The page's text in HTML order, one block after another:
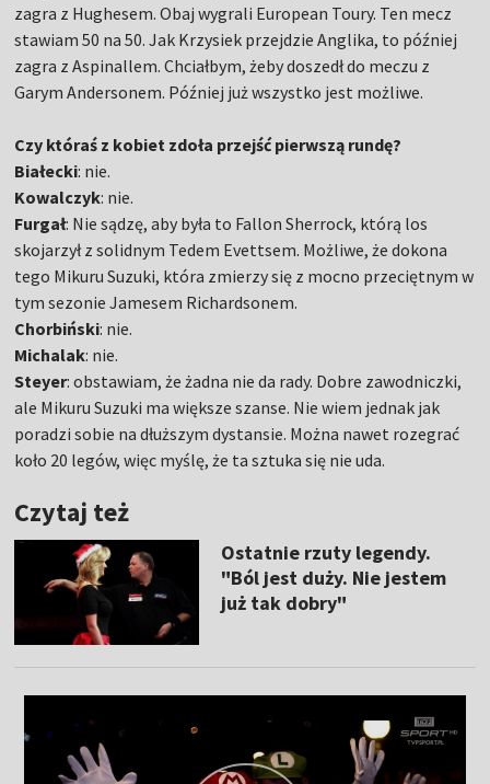
zagra z Hughesem. Obaj wygrali European Toury. Ten mecz
stawiam 50 na 50. Jak Krzysiek przejdzie Anglika, to później
zagra z Aspinallem. Chciałbym, żeby doszedł do meczu z
Garym Andersonem. Później już wszystko jest możliwe.
Czy któraś z kobiet zdoła przejść pierwszą rundę?
Białecki: nie.
Kowalczyk: nie.
Furgał: Nie sądzę, aby była to Fallon Sherrock, którą los
skojarzył z solidnym Tedem Evettsem. Możliwe, że dokona
tego Mikuru Suzuki, która zmierzy się z mocno przeciętnym w
tym sezonie Jamesem Richardsonem.
Chorbiński: nie.
Michalak: nie.
Steyer: obstawiam, że żadna nie da rady. Dobre zawodniczki,
ale Mikuru Suzuki ma większe szanse. Nie wiem jednak jak
poradzi sobie na dłuższym dystansie. Można nawet rozegrać
koło 20 legów, więc myślę, że ta sztuka się nie uda.
Czytaj też
Ostatnie rzuty legendy.
"Ból jest duży. Nie jestem
już tak dobry"